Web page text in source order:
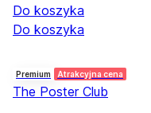
Do koszyka
Do koszyka
Premium Atrakcyjna cena
The Poster Club